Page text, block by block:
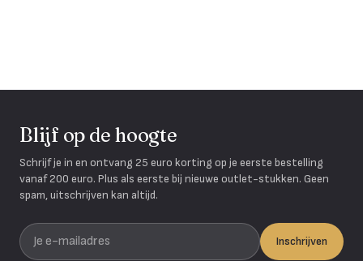
Blijf op de hoogte
Schrijf je in en ontvang 25 euro korting op je eerste bestelling
vanaf 200 euro. Plus als eerste bij nieuwe outlet-stukken. Geen
spam, uitschrijven kan altijd.
Je e-mailadres
Inschrijven